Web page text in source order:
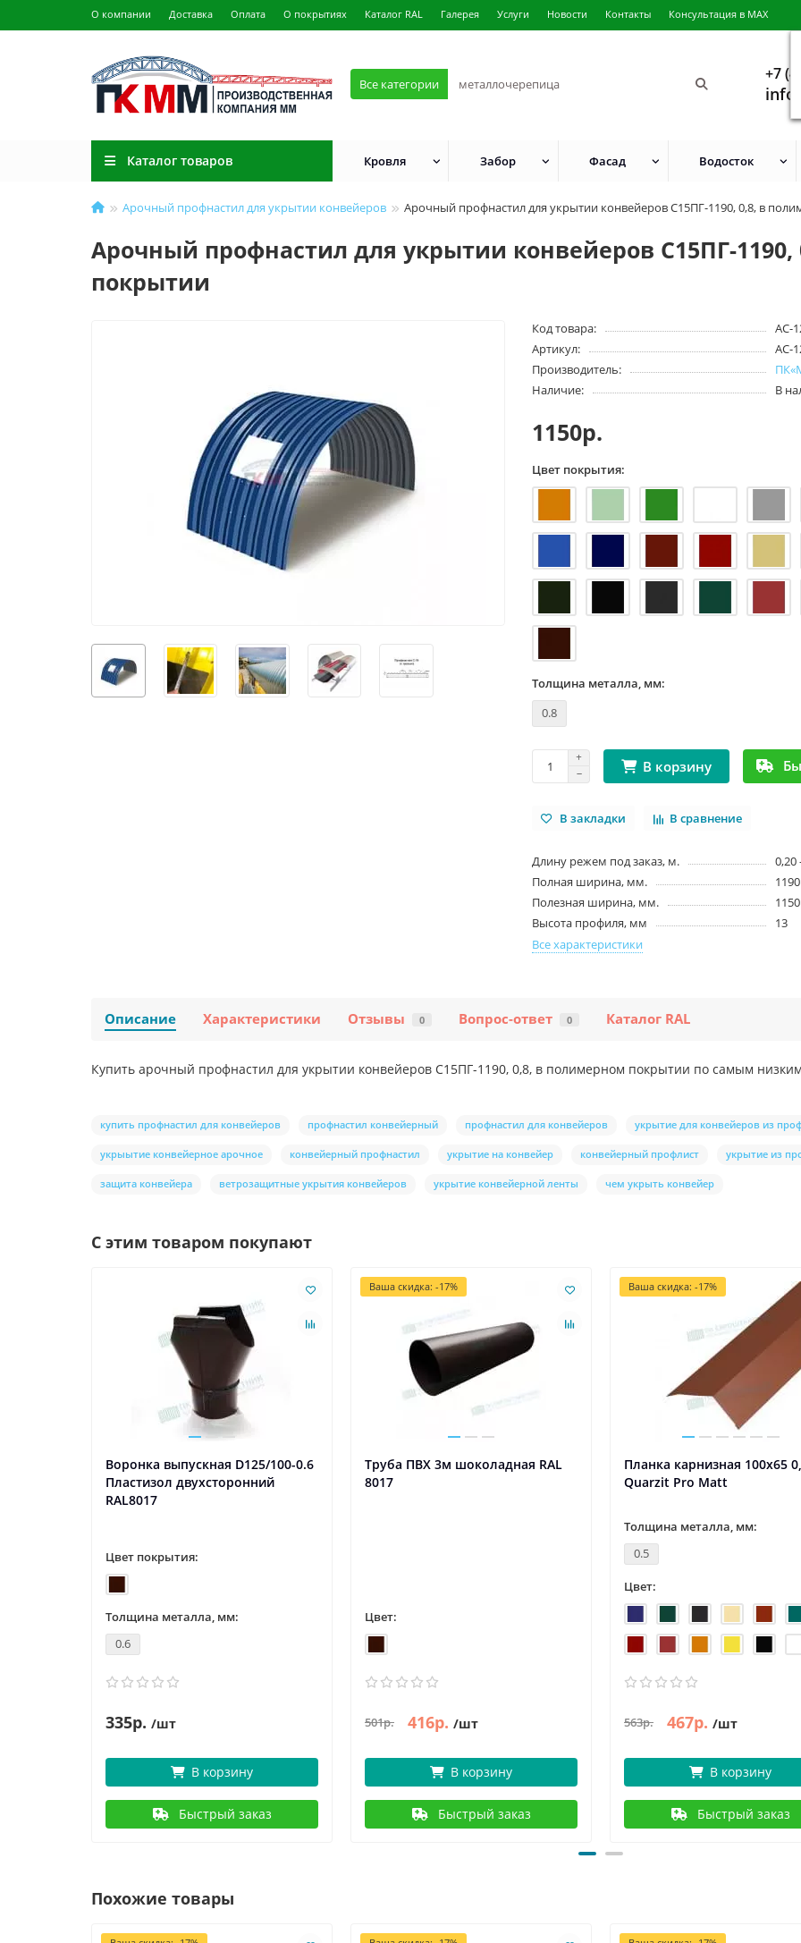
О компании Доставка Оплата О покрытиях Каталог RAL Галерея Услуги Новости Контакты Консультация в MAX
Все категории
+7
Каталог товаров Кровля Забор Фасад Водосток
Арочный профнастил для укрытии конвейеров Арочный профнастил для укрытии конвейеров С15ПГ-1190, 0,8, в
Арочный профнастил для укрытии конвейеров С15ПГ-
покрытии
Код товара:
АС-
Артикул:
АС-
Производитель:
Наличие:
В
1150р.
Цвет покрытия:
Толщина металла, мм:
0.8
В корзину
В закладки В сравнение
Длину режем под заказ, м.
0,20
Полная ширина, мм.
1190
Полезная ширина, мм.
1150
Высота профиля, мм
13
Все характеристики
Описание Характеристики Отзывы 0 Вопрос-ответ 0 Каталог RAL
Купить арочный профнастил для укрытии конвейеров С15ПГ-1190, 0,8, в полимерном покрытии по самым
купить профнастил для конвейеров профнастил конвейерный профнастил для конвейеров укрытие для конвейеров из
укрыытие конвейерное арочное конвейерный профнастил укрытие на конвейер конвейерный профлист укрытие из
защита конвейера ветрозащитные укрытия конвейеров укрытие конвейерной ленты чем укрыть конвейер
С этим товаром покупают
Воронка выпускная D125/100-0.6
Пластизол двухсторонний
RAL8017
Цвет покрытия:
Толщина металла, мм:
0.6
335р. /шт
В корзину
Быстрый заказ
Ваша скидка: -17%
Труба ПВХ 3м шоколадная RAL
8017
Цвет:
501р. 416р. /шт
В корзину
Быстрый заказ
Ваша скидка: -17%
Планка карнизная 100х65
Quarzit Pro Matt
Толщина металла, мм:
0.5
Цвет:
563р. 467р. /шт
В корзину
Быстрый заказ
Похожие товары